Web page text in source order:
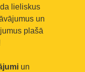
lieliskus
un
plašā
un